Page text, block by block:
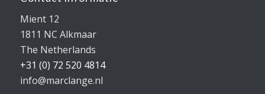
Mient 12
1811 NC Alkmaar
The Netherlands
+31 (0) 72 520 4814
info@marclange.nl